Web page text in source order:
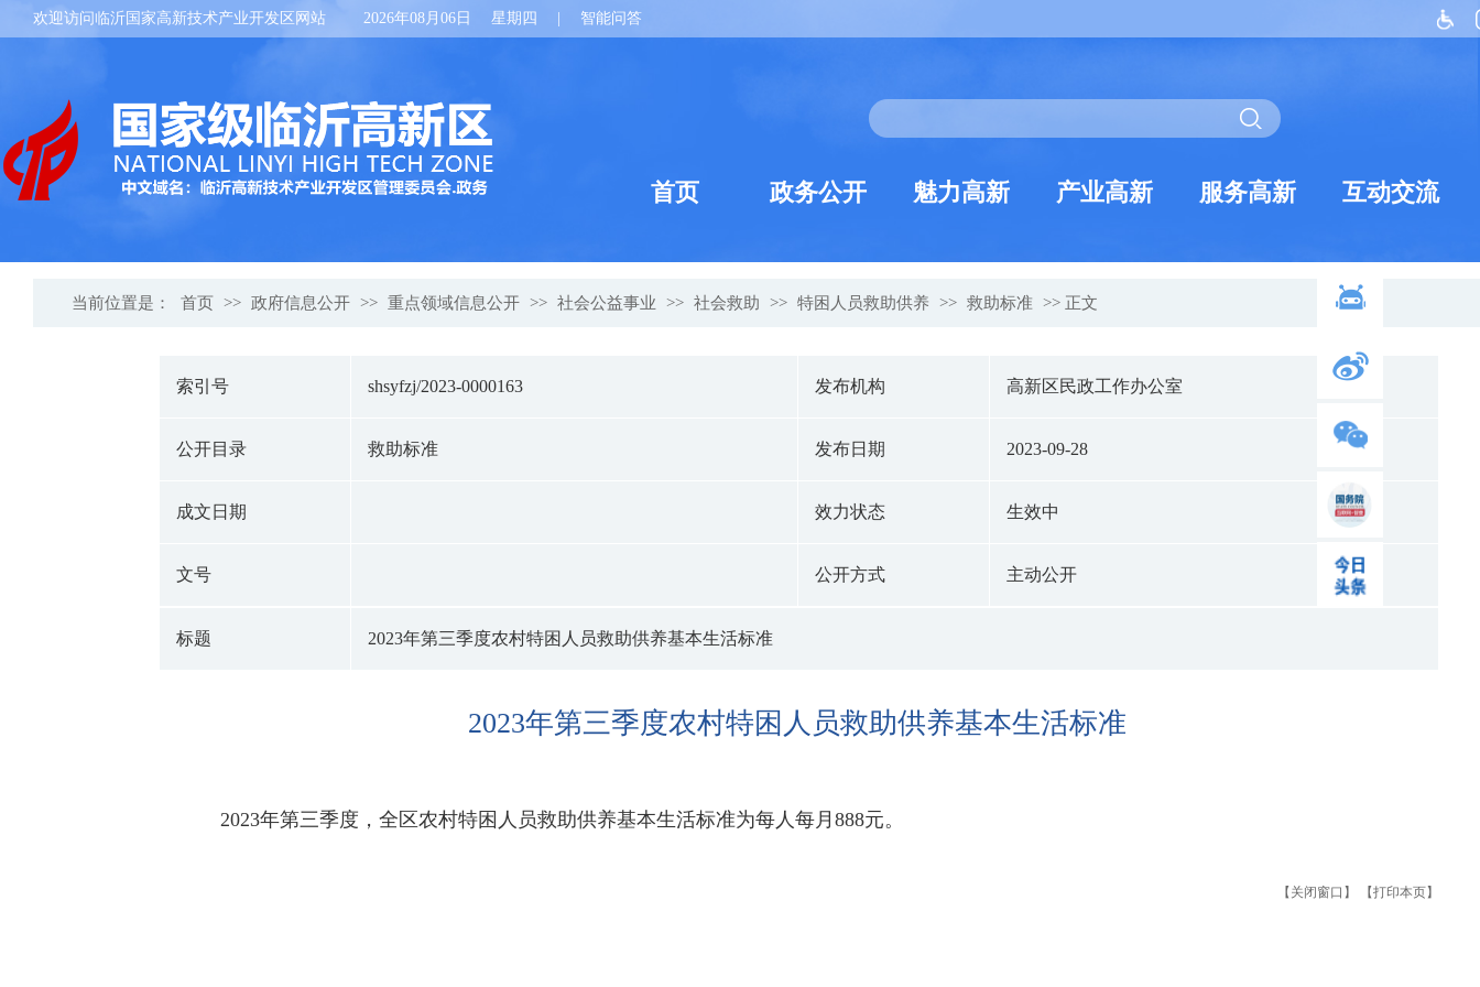
欢迎访问临沂国家高新技术产业开发区网站 2026年08月06日 星期四 智能问答
首页 政务公开 魅力高新 产业高新 服务高新 互动交流
当前位置是： 首页 >> 政府信息公开 >> 重点领域信息公开 >> 社会公益事业 >> 社会救助 >> 特困人员救助供养 >> 救助标准 >> 正文
索引号 shsyfzj/2023-0000163 发布机构 高新区民政工作办公室
公开目录 救助标准 发布日期 2023-09-28
成文日期 效力状态 生效中
文号 公开方式 主动公开
标题 2023年第三季度农村特困人员救助供养基本生活标准
2023年第三季度农村特困人员救助供养基本生活标准
2023年第三季度，全区农村特困人员救助供养基本生活标准为每人每月888元。
【关闭窗口】 【打印本页】